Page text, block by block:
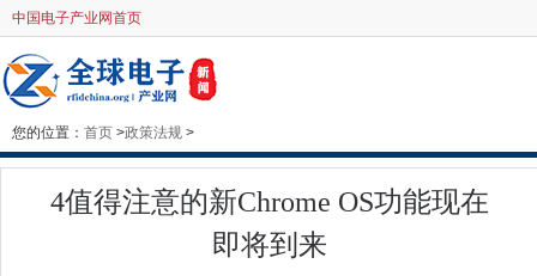
中国电子产业网首页
您的位置： 首页 >政策法规 >
4值得注意的新Chrome OS功能现在
即将到来